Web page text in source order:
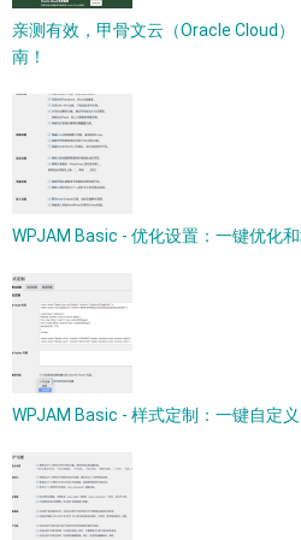
亲测有效，甲骨文云（Oracle Cloud
南！
WPJAM Basic - 优化设置：一键优化
WPJAM Basic - 样式定制：一键自定